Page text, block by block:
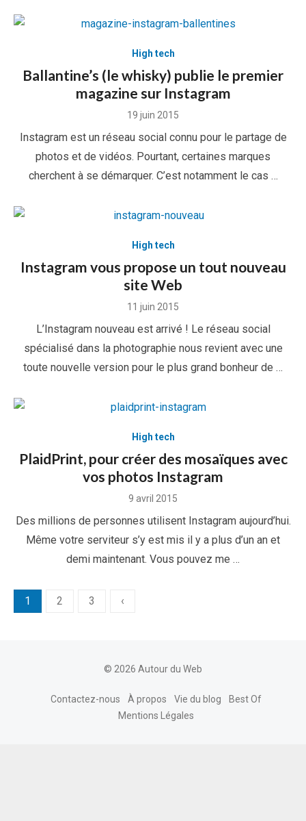
High tech
Ballantine’s (le whisky) publie le premier
magazine sur Instagram
Posted
19 juin 2015
Instagram est un réseau social connu pour le partage de
photos et de vidéos. Pourtant, certaines marques
cherchent à se démarquer. C’est notamment le cas …
High tech
Instagram vous propose un tout nouveau
site Web
Posted
11 juin 2015
L’Instagram nouveau est arrivé ! Le réseau social
spécialisé dans la photographie nous revient avec une
toute nouvelle version pour le plus grand bonheur de …
High tech
PlaidPrint, pour créer des mosaïques avec
vos photos Instagram
Posted
9 avril 2015
Des millions de personnes utilisent Instagram aujourd’hui.
Même votre serviteur s’y est mis il y a plus d’un an et
demi maintenant. Vous pouvez me …
Pagination
des
1 2 3 ‹
© 2026 Autour du Web
Contactez-nous À propos Vie du blog
Best Of
Mentions Légales